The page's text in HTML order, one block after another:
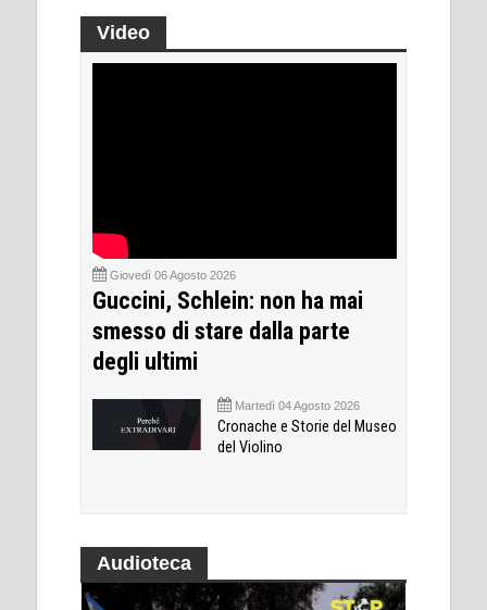
Video
Giovedì 06 Agosto 2026
Guccini, Schlein: non ha mai
smesso di stare dalla parte
degli ultimi
Martedì 04 Agosto 2026
Cronache e Storie del Museo
del Violino
Audioteca